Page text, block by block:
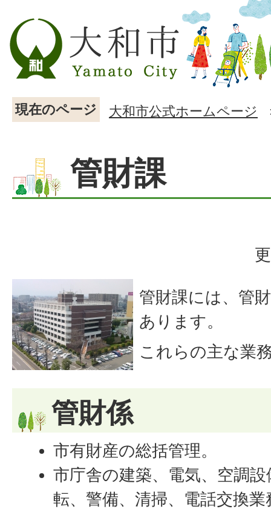
現在のページ 大和市公式ホームページ
管財課
管財課には、管
あります。
これらの主な業
管財係
市有財産の総括管理。
市庁舎の建築、電気、空調
転、警備、清掃、電話交換業